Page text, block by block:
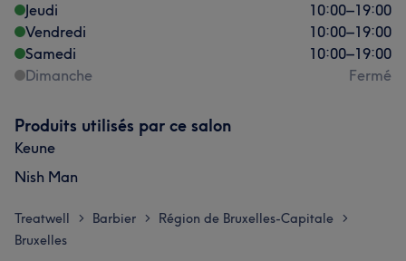
Jeudi
10:00–19:00
Vendredi
10:00–19:00
Samedi
10:00–19:00
Dimanche
Fermé
Produits utilisés par ce salon
Keune
Nish Man
Treatwell > Barbier > Région de Bruxelles-Capitale >
Bruxelles